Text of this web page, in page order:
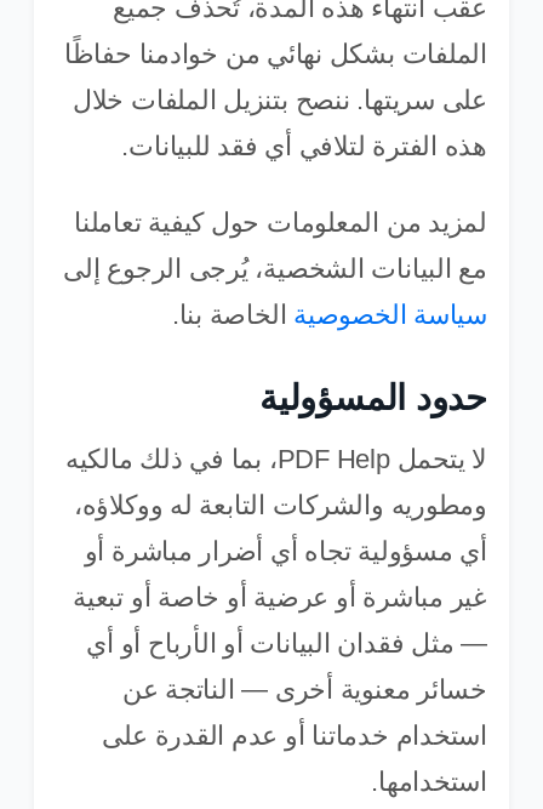
عقب انتهاء هذه المدة، تُحذف جميع
الملفات بشكل نهائي من خوادمنا حفاظًا
على سريتها. ننصح بتنزيل الملفات خلال
هذه الفترة لتلافي أي فقد للبيانات.
لمزيد من المعلومات حول كيفية تعاملنا
مع البيانات الشخصية، يُرجى الرجوع إلى
سياسة الخصوصية الخاصة بنا.
حدود المسؤولية
لا يتحمل PDF Help، بما في ذلك مالكيه
ومطوريه والشركات التابعة له ووكلاؤه،
أي مسؤولية تجاه أي أضرار مباشرة أو
غير مباشرة أو عرضية أو خاصة أو تبعية
— مثل فقدان البيانات أو الأرباح أو أي
خسائر معنوية أخرى — الناتجة عن
استخدام خدماتنا أو عدم القدرة على
استخدامها.